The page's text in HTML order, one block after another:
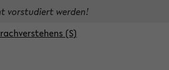
vorstudiert werden!
(S)